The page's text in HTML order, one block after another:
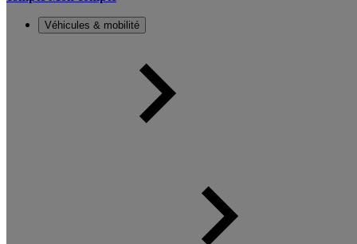
Véhicules & mobilité